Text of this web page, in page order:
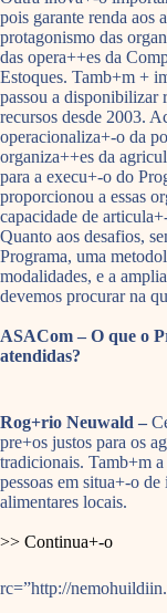
pois garante renda aos
protagonismo das
das opera++es da
Estoques. Tamb+m +
passou a disponibilizar
recursos desde 2003.
operacionaliza+-o da
organiza++es da
para a execu+-o do
proporcionou a essas
capacidade de
Quanto aos desafios,
Programa, uma
modalidades, e a
devemos procurar na
ASACom – O que o
atendidas?
Rog+rio Neuwald –
pre+os justos para os
tradicionais. Tamb+m
pessoas em situa+-o
alimentares locais.
>> Continua+-o
rc=”http://